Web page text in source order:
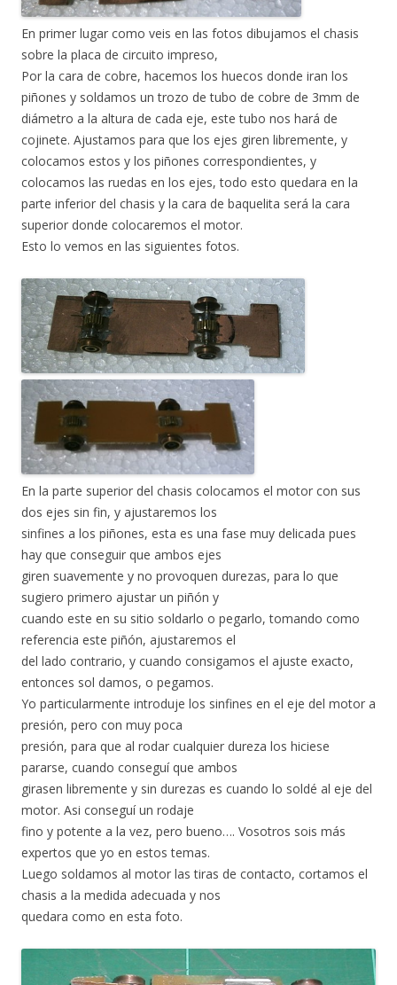
En primer lugar como veis en las fotos dibujamos el chasis
sobre la placa de circuito impreso,
Por la cara de cobre, hacemos los huecos donde iran los
piñones y soldamos un trozo de tubo de cobre de 3mm de
diámetro a la altura de cada eje, este tubo nos hará de
cojinete. Ajustamos para que los ejes giren libremente, y
colocamos estos y los piñones correspondientes, y
colocamos las ruedas en los ejes, todo esto quedara en la
parte inferior del chasis y la cara de baquelita será la cara
superior donde colocaremos el motor.
Esto lo vemos en las siguientes fotos.
En la parte superior del chasis colocamos el motor con sus
dos ejes sin fin, y ajustaremos los
sinfines a los piñones, esta es una fase muy delicada pues
hay que conseguir que ambos ejes
giren suavemente y no provoquen durezas, para lo que
sugiero primero ajustar un piñón y
cuando este en su sitio soldarlo o pegarlo, tomando como
referencia este piñón, ajustaremos el
del lado contrario, y cuando consigamos el ajuste exacto,
entonces sol damos, o pegamos.
Yo particularmente introduje los sinfines en el eje del motor a
presión, pero con muy poca
presión, para que al rodar cualquier dureza los hiciese
pararse, cuando conseguí que ambos
girasen libremente y sin durezas es cuando lo soldé al eje del
motor. Asi conseguí un rodaje
fino y potente a la vez, pero bueno…. Vosotros sois más
expertos que yo en estos temas.
Luego soldamos al motor las tiras de contacto, cortamos el
chasis a la medida adecuada y nos
quedara como en esta foto.